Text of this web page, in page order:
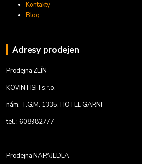
Kontakty
Blog
Adresy prodejen
Prodejna ZLÍN
KOVIN FISH s.r.o.
nám. T.G.M. 1335, HOTEL GARNI
tel. : 608982777
Prodejna NAPAJEDLA